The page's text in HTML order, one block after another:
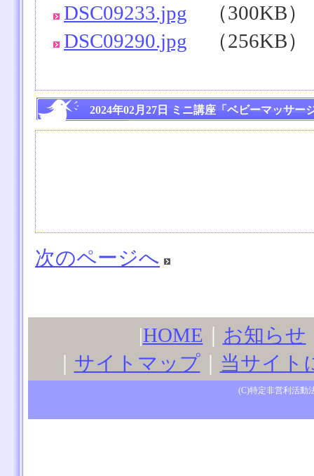
DSC09233.jpg （300KB）
DSC09290.jpg （256KB）
2024年02月27日 ミニ講座「ベビーマッサー
次のページへ
|HOME お知らせ
サイトマップ｜ 当サイト
(C)特定非営利活動